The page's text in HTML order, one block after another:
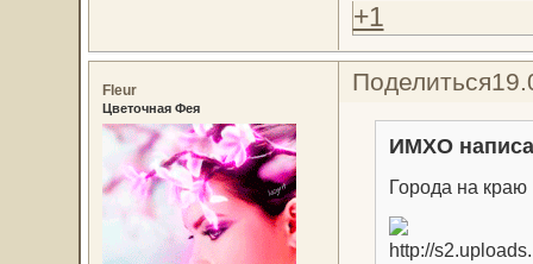
+1
Поделиться
Fleur
Цветочная Фея
ИМХО
Города на краю